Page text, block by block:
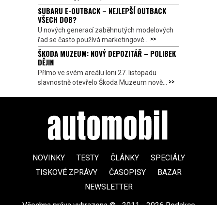
SUBARU E-OUTBACK – NEJLEPŠÍ OUTBACK
VŠECH DOB?
U nových generací zaběhnutých modelových
řad se často používá marketingové... >>
ŠKODA MUZEUM: NOVÝ DEPOZITÁŘ – POLIBEK
DĚJIN
Přímo ve svém areálu loni 27. listopadu
slavnostně otevřelo Škoda Muzeum nově... >>
NOVINKY TESTY ČLÁNKY
SPECIÁLY
TISKOVÉ ZPRÁVY
ČASOPISY
BAZAR
NEWSLETTER